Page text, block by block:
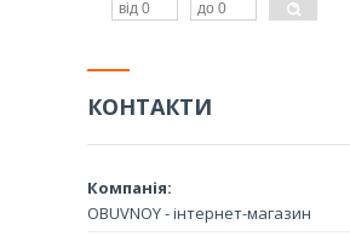
КОНТАКТИ
OBUVNOY - інтернет-магазин